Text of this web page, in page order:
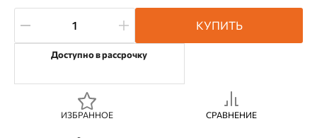
КУПИТЬ
Доступно в рассрочку
ИЗБРАННОЕ СРАВНЕНИЕ